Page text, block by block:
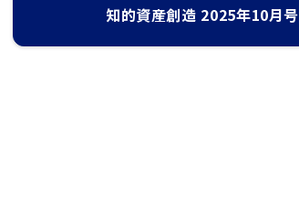
知的資産創造 2025年10月号